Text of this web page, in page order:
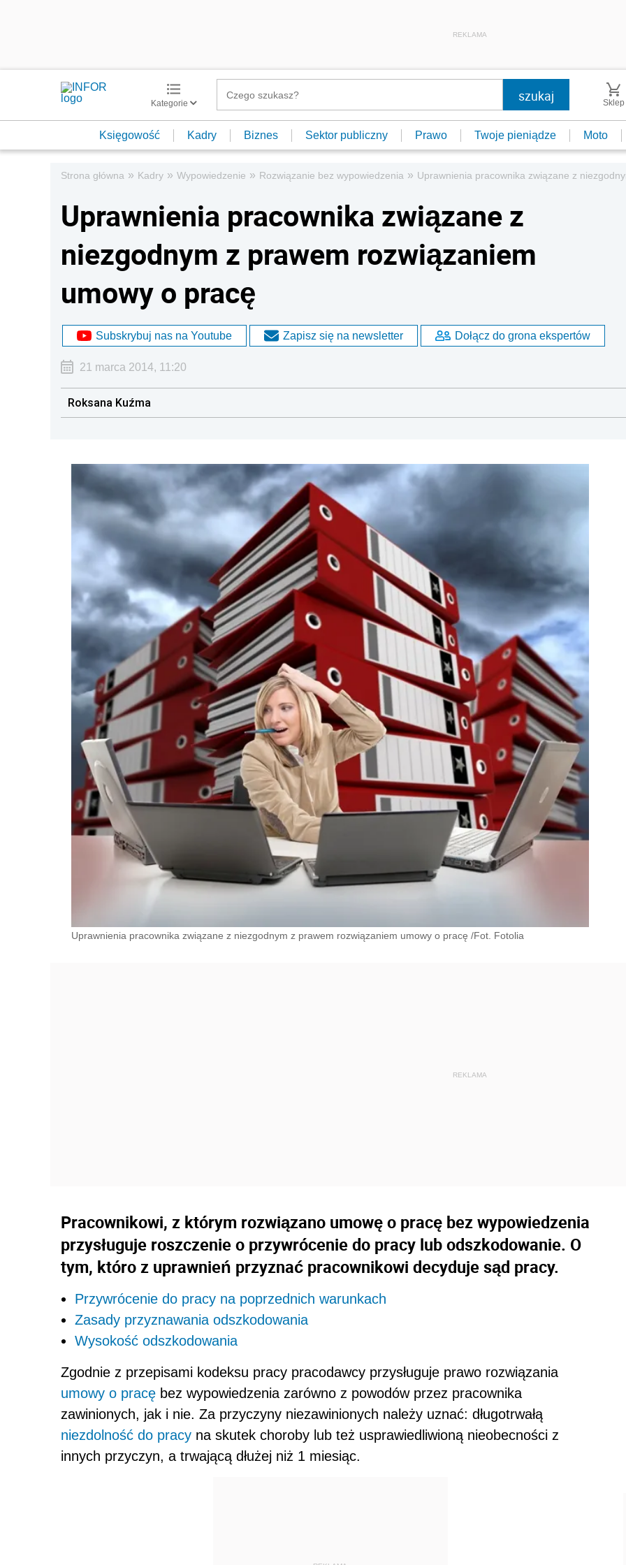
REKLAMA
Kategorie Sklep
Księgowość Kadry Biznes Sektor publiczny Prawo Twoje pieniądze Moto
Strona główna » Kadry » Wypowiedzenie » Rozwiązanie bez wypowiedzenia » Uprawnienia pracownika związane z
Uprawnienia pracownika związane z
niezgodnym z prawem rozwiązaniem
umowy o pracę
Subskrybuj nas na Youtube Zapisz się na newsletter Dołącz do grona ekspertów
21 marca 2014, 11:20
Roksana Kuźma
Uprawnienia pracownika związane z niezgodnym z prawem rozwiązaniem umowy o pracę /Fot. Fotolia
Pracownikowi, z którym rozwiązano umowę o pracę bez wypowiedzenia
przysługuje roszczenie o przywrócenie do pracy lub odszkodowanie. O
tym, któro z uprawnień przyznać pracownikowi decyduje sąd pracy.
Przywrócenie do pracy na poprzednich warunkach
Zasady przyznawania odszkodowania
Wysokość odszkodowania
Zgodnie z przepisami kodeksu pracy pracodawcy przysługuje prawo rozwiązania
umowy o pracę bez wypowiedzenia zarówno z powodów przez pracownika
zawinionych, jak i nie. Za przyczyny niezawinionych należy uznać: długotrwałą
niezdolność do pracy na skutek choroby lub też usprawiedliwioną nieobecności z
innych przyczyn, a trwającą dłużej niż 1 miesiąc.